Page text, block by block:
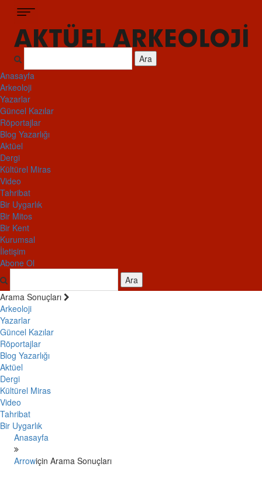
Ara
Anasayfa
Arkeoloji
Yazarlar
Güncel Kazılar
Röportajlar
Blog Yazarlığı
Aktüel
Dergi
Kültürel Miras
Video
Tahribat
Bir Uygarlık
Bir Mitos
Bir Kent
Kurumsal
İletişim
Abone Ol
Ara
Arama Sonuçları
Arkeoloji
Yazarlar
Güncel Kazılar
Röportajlar
Blog Yazarlığı
Aktüel
Dergi
Kültürel Miras
Video
Tahribat
Bir Uygarlık
Anasayfa
Arrowiçin Arama Sonuçları